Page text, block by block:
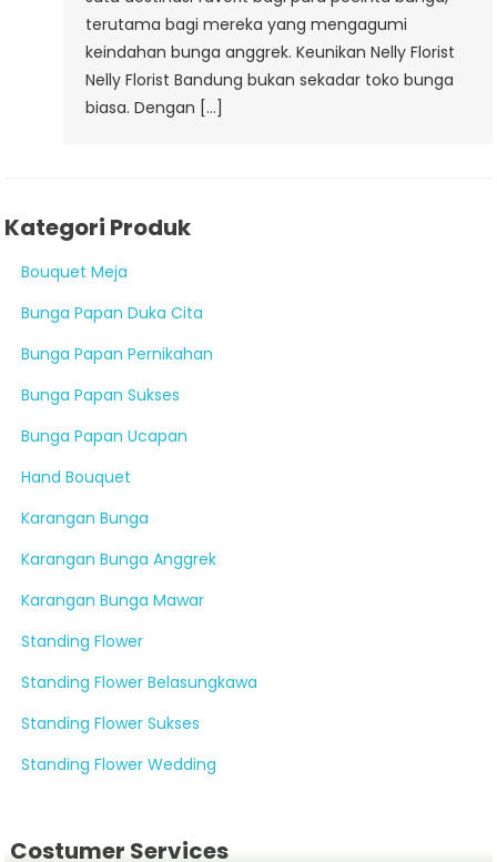
terutama bagi mereka yang mengagumi
keindahan bunga anggrek. Keunikan Nelly Florist
Nelly Florist Bandung bukan sekadar toko bunga
biasa. Dengan […]
Kategori Produk
Bouquet Meja
Bunga Papan Duka Cita
Bunga Papan Pernikahan
Bunga Papan Sukses
Bunga Papan Ucapan
Hand Bouquet
Karangan Bunga
Karangan Bunga Anggrek
Karangan Bunga Mawar
Standing Flower
Standing Flower Belasungkawa
Standing Flower Sukses
Standing Flower Wedding
Costumer Services